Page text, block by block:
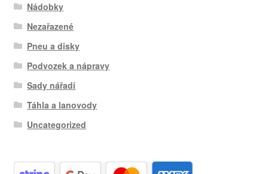
Nádobky
Nezařazené
Pneu a disky
Podvozek a nápravy
Sady nářadí
Táhla a lanovody
Uncategorized